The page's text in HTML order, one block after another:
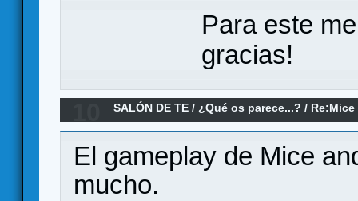
Para este
gracias!
SALÓN DE TE / ¿Qué os parece...? /
El gameplay de Mice
mucho.